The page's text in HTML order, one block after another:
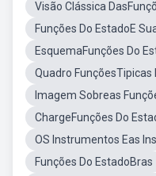
Visão Clássica
Funções Do EstadoE
EsquemaFunções Do
Quadro FunçõesTipicas
Imagem Sobreas
ChargeFunções Do
OS Instrumentos Eas
Funções Do EstadoBras